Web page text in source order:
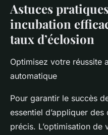
Astuces
incubation
taux d’éclosion
Optimisez votre réussite
automatique
Pour garantir le succès
essentiel d’appliquer
précis. L’optimisation